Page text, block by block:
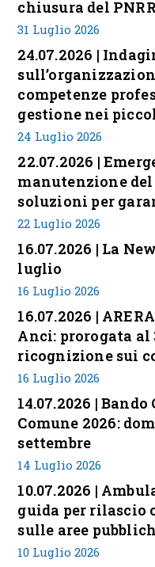
chiusura del PNRR
31 Luglio 2026
24.07.2026 |
competenze
gestione nei
24 Luglio 2026
22.07.2026 |
manutenzione del
soluzioni per
22 Luglio 2026
16.07.2026 | La
luglio
16 Luglio 2026
16.07.2026 |
Anci: prorogata al
ricognizione sui
16 Luglio 2026
14.07.2026 |
Comune 2026:
settembre
14 Luglio 2026
10.07.2026 |
guida per rilascio
sulle aree
10 Luglio 2026